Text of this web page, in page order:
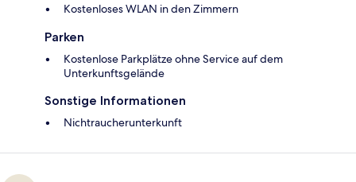
Kostenloses WLAN in den Zimmern
Parken
Kostenlose Parkplätze ohne Service auf dem
Unterkunftsgelände
Sonstige Informationen
Nichtraucherunterkunft